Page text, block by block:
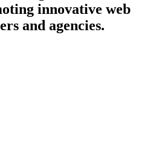
innovative web
and agencies.